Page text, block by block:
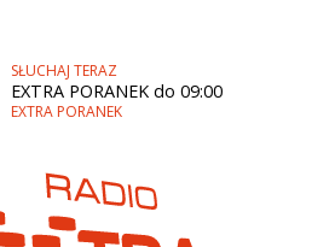
SŁUCHAJ TERAZ
EXTRA PORANEK do 09:00
EXTRA PORANEK